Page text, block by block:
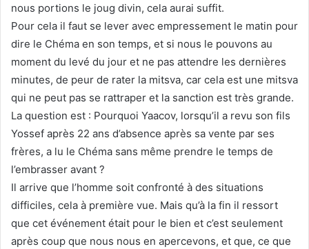
nous portions le joug divin, cela aurai suffit.
Pour cela il faut se lever avec empressement le matin pour
dire le Chéma en son temps, et si nous le pouvons au
moment du levé du jour et ne pas attendre les dernières
minutes, de peur de rater la mitsva, car cela est une mitsva
qui ne peut pas se rattraper et la sanction est très grande.
La question est : Pourquoi Yaacov, lorsqu’il a revu son fils
Yossef après 22 ans d’absence après sa vente par ses
frères, a lu le Chéma sans même prendre le temps de
l’embrasser avant ?
Il arrive que l’homme soit confronté à des situations
difficiles, cela à première vue. Mais qu’à la fin il ressort
que cet événement était pour le bien et c’est seulement
après coup que nous nous en apercevons, et que, ce que